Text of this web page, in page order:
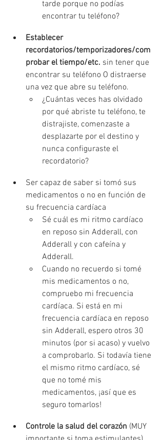
tarde porque no podías
encontrar tu teléfono?
Establecer
recordatorios/temporizadores/com
probar el tiempo/etc. sin tener que
encontrar su teléfono O distraerse
una vez que abre su teléfono.
¿Cuántas veces has olvidado
por qué abriste tu teléfono, te
distrajiste, comenzaste a
desplazarte por el destino y
nunca configuraste el
recordatorio?
Ser capaz de saber si tomó sus
medicamentos o no en función de
su frecuencia cardíaca
Sé cuál es mi ritmo cardíaco
en reposo sin Adderall, con
Adderall y con cafeína y
Adderall.
Cuando no recuerdo si tomé
mis medicamentos o no,
compruebo mi frecuencia
cardíaca. Si está en mi
frecuencia cardíaca en reposo
sin Adderall, espero otros 30
minutos (por si acaso) y vuelvo
a comprobarlo. Si todavía tiene
el mismo ritmo cardíaco, sé
que no tomé mis
medicamentos, ¡así que es
seguro tomarlos!
Controle la salud del corazón (MUY